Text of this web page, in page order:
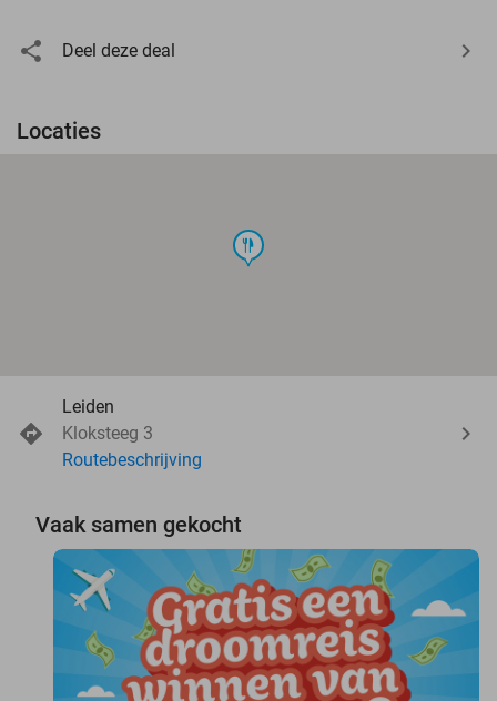
Deel deze deal
Locaties
food
Leiden
Kloksteeg 3
Routebeschrijving
Vaak samen gekocht